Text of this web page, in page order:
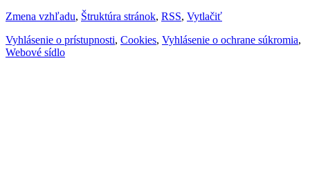
Zmena vzhľadu, Štruktúra stránok, RSS, Vytlačiť
Vyhlásenie o prístupnosti, Cookies, Vyhlásenie o ochrane súkromia,
Webové sídlo